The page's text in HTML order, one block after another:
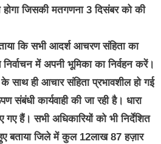
जिसकी मतगणना 3 दिसंबर को की
कि सभी आदर्श आचरण संहिता का
में अपनी भूमिका का निर्वहन करें।
के साथ ही आचार संहिता प्रभावशील हो गई
संबंधी कार्यवाही की जा रही है। धारा
हैं। सभी अधिकारियों को भी निर्देशित
बताया जिले में कुल 12लाख 87 हज़ार